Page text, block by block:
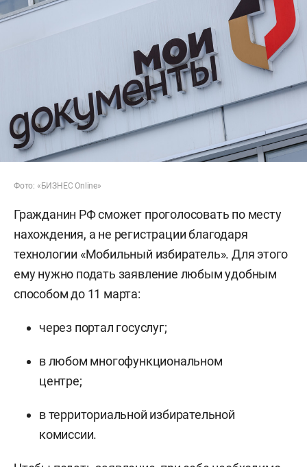
Фото: «БИЗНЕС Online»
Гражданин РФ сможет проголосовать по месту
нахождения, а не регистрации благодаря
технологии «Мобильный избиратель». Для этого
ему нужно подать заявление любым удобным
способом до 11 марта:
через портал госуслуг;
в любом многофункциональном
центре;
в территориальной избирательной
комиссии.